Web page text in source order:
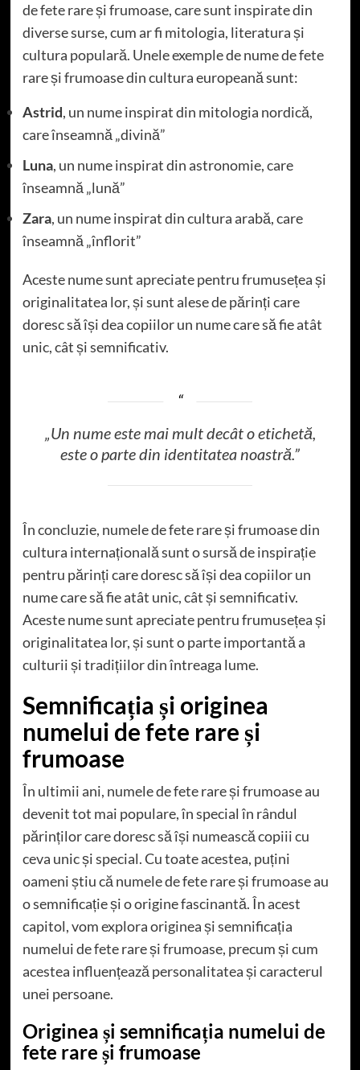
de fete rare și frumoase, care sunt inspirate din
diverse surse, cum ar fi mitologia, literatura și
cultura populară. Unele exemple de nume de fete
rare și frumoase din cultura europeană sunt:
Astrid, un nume inspirat din mitologia nordică,
care înseamnă „divină”
Luna, un nume inspirat din astronomie, care
înseamnă „lună”
Zara, un nume inspirat din cultura arabă, care
înseamnă „înflorit”
Aceste nume sunt apreciate pentru frumusețea și
originalitatea lor, și sunt alese de părinți care
doresc să își dea copiilor un nume care să fie atât
unic, cât și semnificativ.
„Un nume este mai mult decât o etichetă,
este o parte din identitatea noastră.”
În concluzie, numele de fete rare și frumoase din
cultura internațională sunt o sursă de inspirație
pentru părinți care doresc să își dea copiilor un
nume care să fie atât unic, cât și semnificativ.
Aceste nume sunt apreciate pentru frumusețea și
originalitatea lor, și sunt o parte importantă a
culturii și tradițiilor din întreaga lume.
Semnificația și originea
numelui de fete rare și
frumoase
În ultimii ani, numele de fete rare și frumoase au
devenit tot mai populare, în special în rândul
părinților care doresc să își numească copiii cu
ceva unic și special. Cu toate acestea, puțini
oameni știu că numele de fete rare și frumoase au
o semnificație și o origine fascinantă. În acest
capitol, vom explora originea și semnificația
numelui de fete rare și frumoase, precum și cum
acestea influențează personalitatea și caracterul
unei persoane.
Originea și semnificația numelui de
fete rare și frumoase